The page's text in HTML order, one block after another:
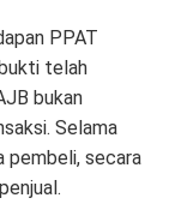
PPAT
telah
bukan
Selama
pembeli, secara